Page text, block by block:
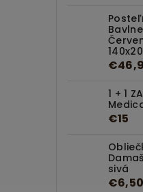
1 + 1
€15
sivá
€6,50
od